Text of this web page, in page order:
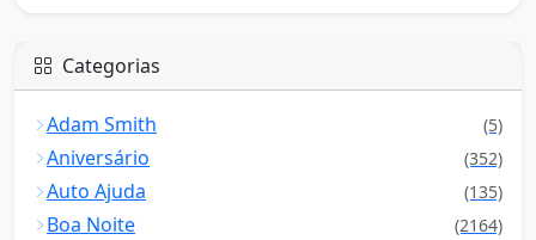
Categorias
Adam Smith (5)
Aniversário (352)
Auto Ajuda (135)
Boa Noite (2164)